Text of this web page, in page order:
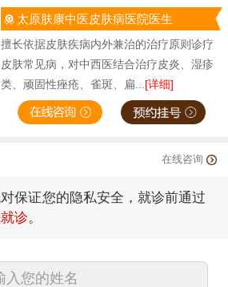
太原肤康中医皮肤病医院医生
擅长依据皮肤疾病内外兼治的治疗原则诊疗
皮肤常见病，对中西医结合治疗皮炎、湿疹
类、顽固性痤疮、雀斑、扁...[详细]
在线咨询
保证您的隐私安全，就诊前通过
诊。